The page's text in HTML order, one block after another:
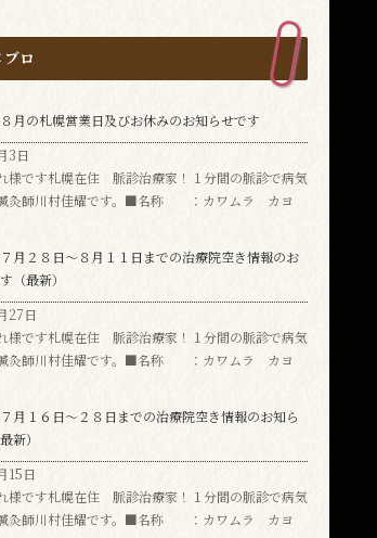
ブロ
月の札幌営業日及びお休みのお知らせです
3日
様です札幌在住 脈診治療家！１分間の脈診で病気
灸師川村佳耀です。■名称 ：カワムラ カヨ
月２８日～８月１１日までの治療院空き情報のお
（最新）
27日
様です札幌在住 脈診治療家！１分間の脈診で病気
灸師川村佳耀です。■名称 ：カワムラ カヨ
月１６日～２８日までの治療院空き情報のお知ら
新）
15日
様です札幌在住 脈診治療家！１分間の脈診で病気
灸師川村佳耀です。■名称 ：カワムラ カヨ